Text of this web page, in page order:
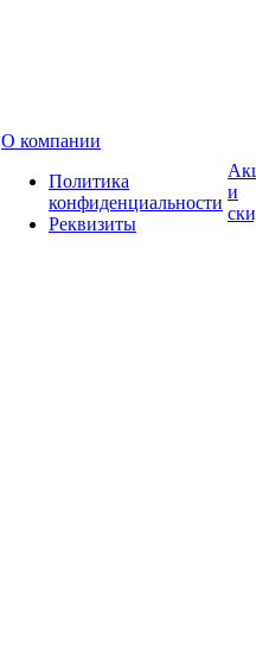
О компании
Политика
конфиденциальности
Реквизиты
и